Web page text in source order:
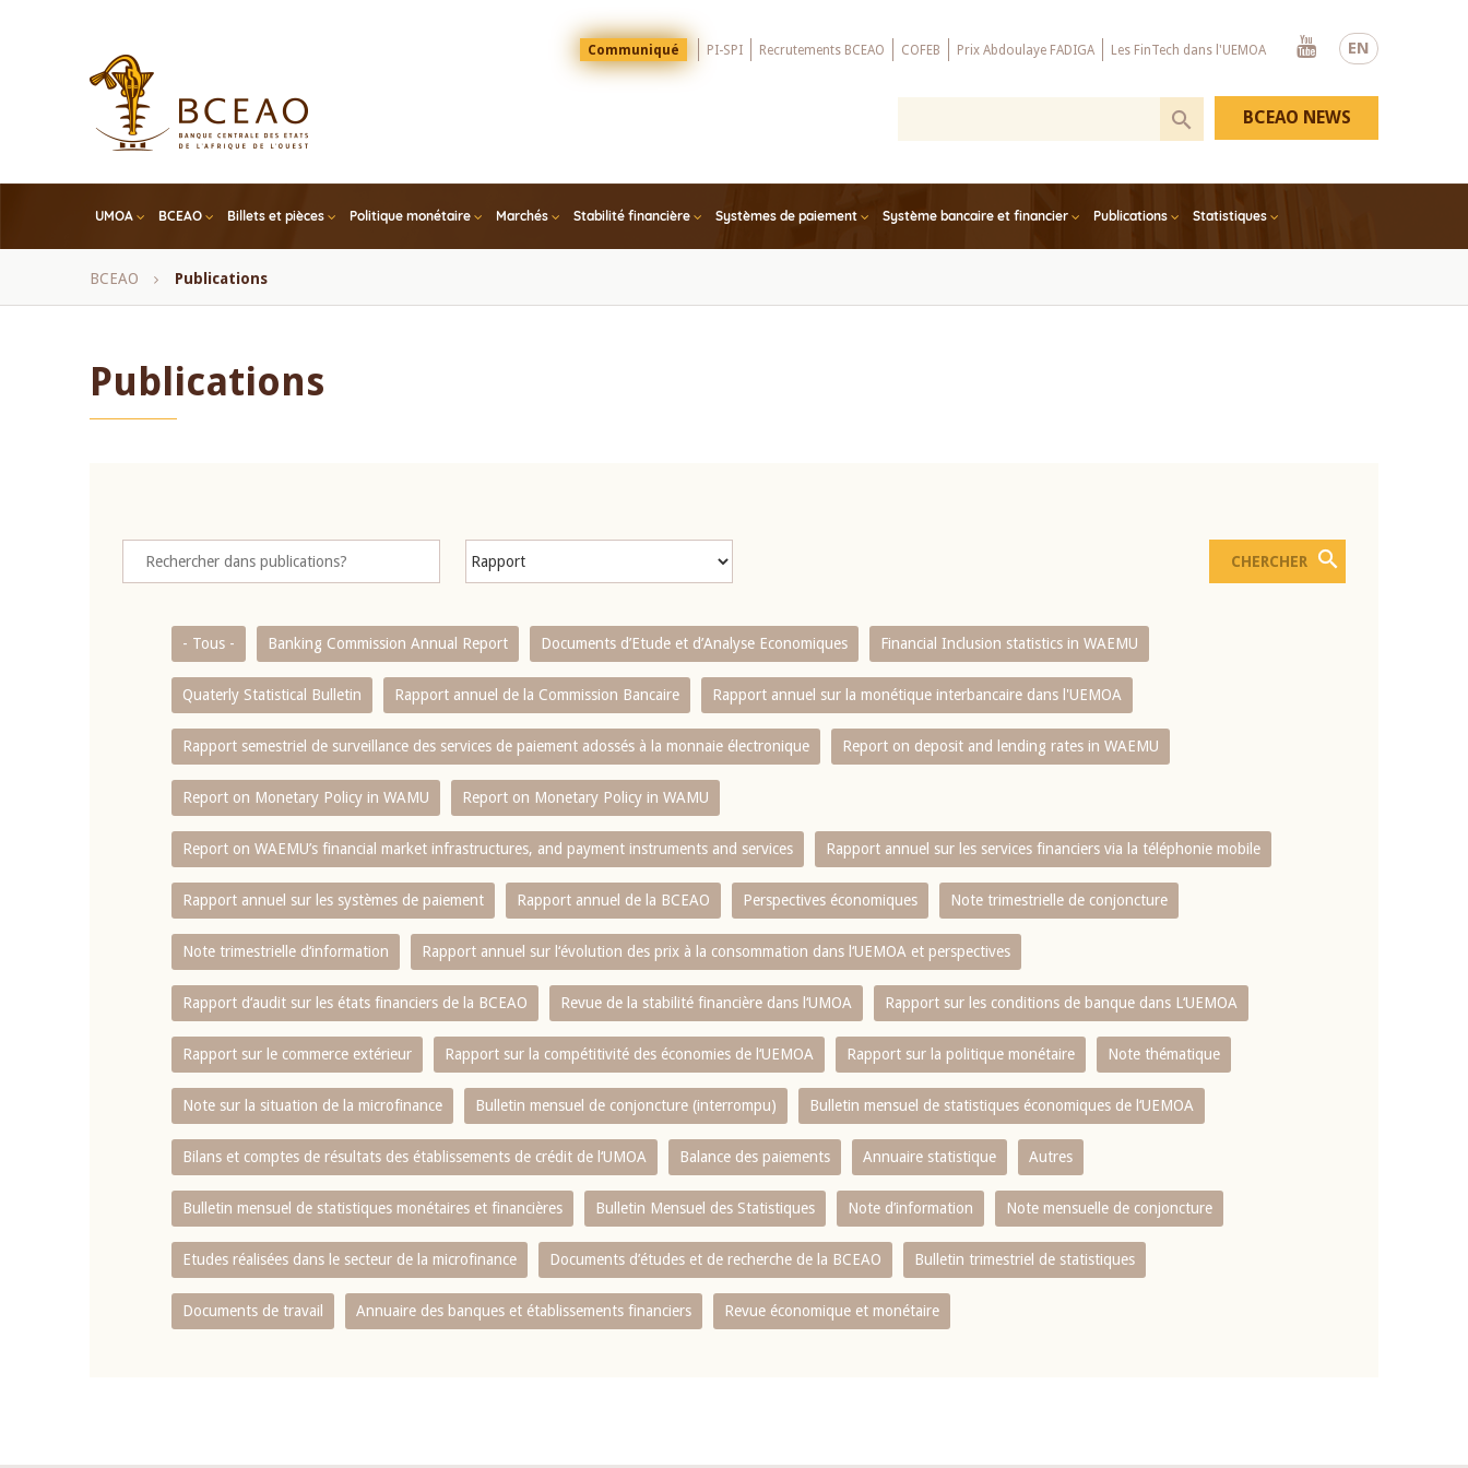
EN
Menu
Top
Communiqué PI-SPI Recrutements BCEAO COFEB Prix Abdoulaye FADIGA Les FinTech dans l'UEMOA
Youtube
UMOA BCEAO Billets et pièces Politique monétaire Marchés Stabilité financière Systèmes de paiement Système bancaire et financier Publications Statistiques
BCEAO NEWS
Fil
BCEAO Publications
Publications
- Tous - Banking Commission Annual Report Documents d’Etude et d’Analyse Economiques Financial Inclusion statistics in WAEMU
Quaterly Statistical Bulletin Rapport annuel de la Commission Bancaire Rapport annuel sur la monétique interbancaire dans l'UEMOA
Rapport semestriel de surveillance des services de paiement adossés à la monnaie électronique Report on deposit and lending rates in WAEMU
Report on Monetary Policy in WAMU Report on Monetary Policy in WAMU
Report on WAEMU’s financial market infrastructures, and payment instruments and services Rapport annuel sur les services financiers via la téléphonie mobile
Rapport annuel sur les systèmes de paiement Rapport annuel de la BCEAO Perspectives économiques Note trimestrielle de conjoncture
Note trimestrielle d‘information Rapport annuel sur l‘évolution des prix à la consommation dans l‘UEMOA et perspectives
Rapport d‘audit sur les états financiers de la BCEAO Revue de la stabilité financière dans l‘UMOA Rapport sur les conditions de banque dans L‘UEMOA
Rapport sur le commerce extérieur Rapport sur la compétitivité des économies de l‘UEMOA Rapport sur la politique monétaire Note thématique
Note sur la situation de la microfinance Bulletin mensuel de conjoncture (interrompu) Bulletin mensuel de statistiques économiques de l‘UEMOA
Bilans et comptes de résultats des établissements de crédit de l‘UMOA Balance des paiements Annuaire statistique Autres
Bulletin mensuel de statistiques monétaires et financières Bulletin Mensuel des Statistiques Note d’information Note mensuelle de conjoncture
Etudes réalisées dans le secteur de la microfinance Documents d’études et de recherche de la BCEAO Bulletin trimestriel de statistiques
Documents de travail Annuaire des banques et établissements financiers Revue économique et monétaire